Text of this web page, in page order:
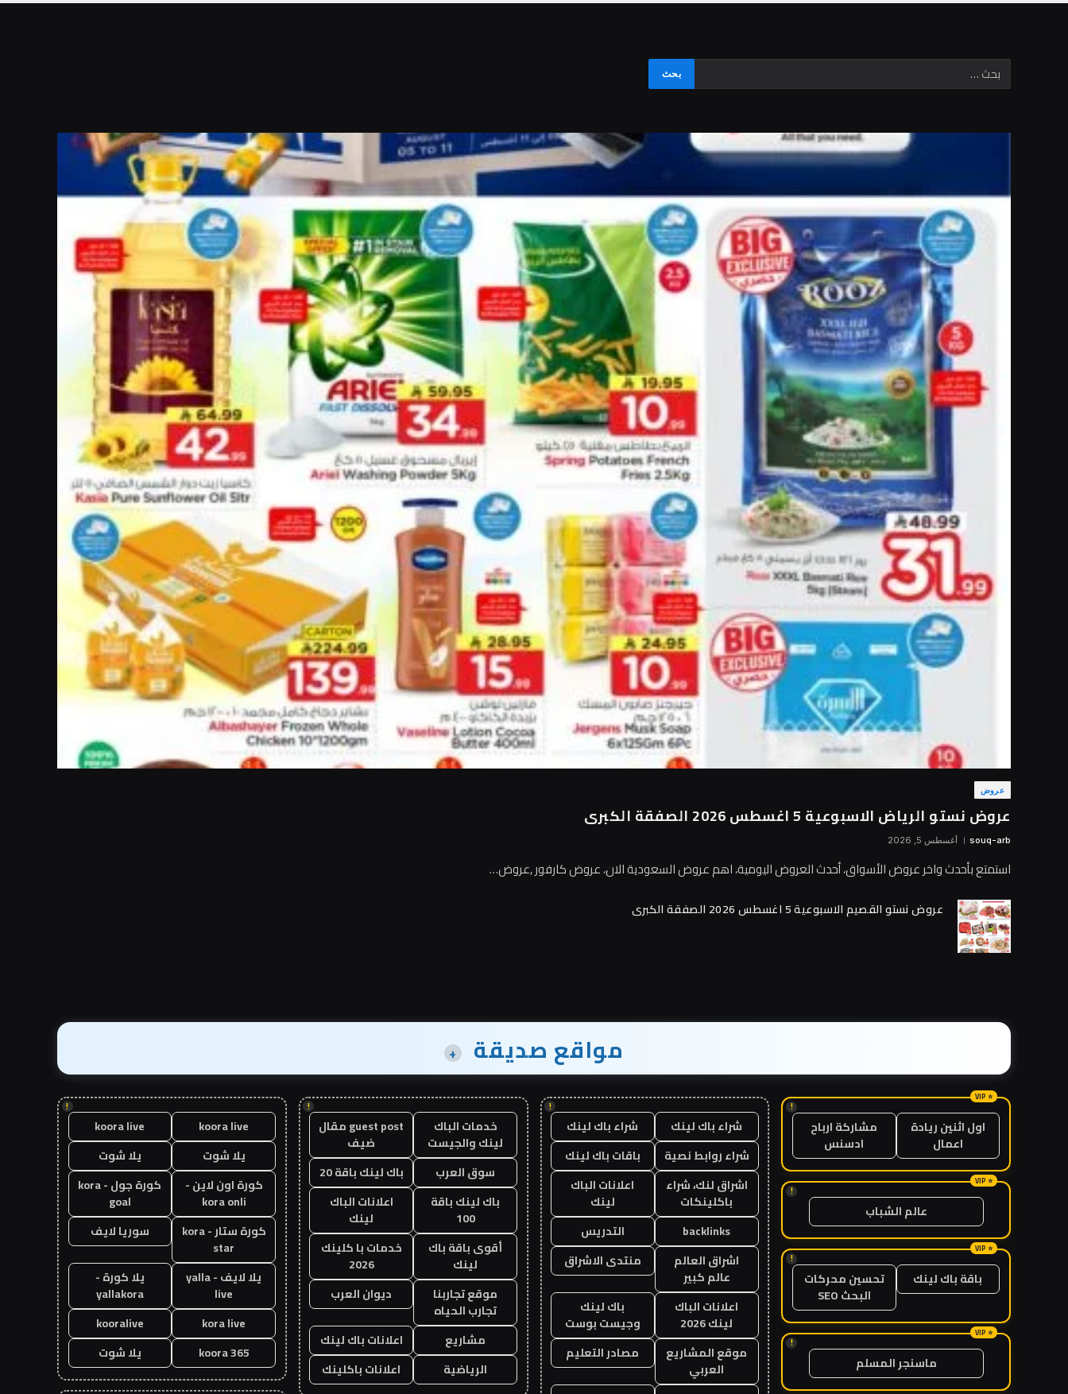
عروض
عروض نستو الرياض الاسبوعية 5 اغسطس 2026 الصفقة الكبرى
souq-arb أغسطس 5, 2026
استمتع بأحدث واخر عروض الأسواق، أحدث العروض اليومية، اهم عروض السعودية الان، عروض كارفور ,عروض…
عروض نستو القصيم الاسبوعية 5 اغسطس 2026 الصفقة الكبرى
مواقع صديقة +
!
اول اثنين ريادة
اعمال
مشاركة ارباح
ادسنس
!
عالم الشباب
!
باقة باك لينك
تحسين محركات
البحث SEO
!
ماسنجر المسلم
!
شراء باك لينك
شراء باك لينك
شراء روابط نصية
باقات باك لينك
اشراق لنك، شراء
باكلينكات
اعلانات الباك
لينك
backlinks
التدريس
اشراق العالم
عالم كبير
منتدى الاشراق
اعلانات الباك
لينك 2026
باك لينك
وجيست بوست
موقع المشاريع
العربي
مصادر التعليم
!
خدمات الباك
لينك والجيست
guest post مقال
ضيف
سوق العرب
باك لينك باقة 20
باك لينك باقة
100
اعلانات الباك
لينك
أقوى باقة باك
لينك
خدمات با كلينك
2026
موقع تجاربنا
تجارب الحياه
ديوان العرب
مشاريع
اعلانات باك لينك
الرياضية
اعلانات باكلينك
!
koora live
koora live
يلا شوت
يلا شوت
كورة اون لاين -
kora onli
كورة جول - kora
goal
كورة ستار - kora
star
سوريا لايف
يلا لايف - yalla
live
يلا كورة -
yallakora
kora live
kooralive
koora 365
يلا شوت